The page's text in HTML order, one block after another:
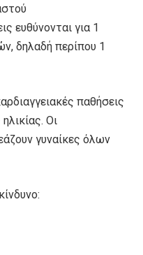
ευθύνονται για 1
δηλαδή περίπου 1
παθήσεις
Οι
γυναίκες όλων